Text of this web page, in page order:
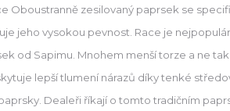
Oboustranně zesilovaný paprsek se
jeho vysokou pevnost. Race je
od Sapimu. Mnohem menší torze a ne
lepší tlumení nárazů díky tenké
Dealeři říkají o tomto tradičním